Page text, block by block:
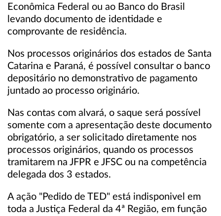
Econômica Federal ou ao Banco do Brasil
levando documento de identidade e
comprovante de residência.
Nos processos originários dos estados de Santa
Catarina e Paraná, é possível consultar o banco
depositário no demonstrativo de pagamento
juntado ao processo originário.
Nas contas com alvará, o saque será possível
somente com a apresentação deste documento
obrigatório, a ser solicitado diretamente nos
processos originários, quando os processos
tramitarem na JFPR e JFSC ou na competência
delegada dos 3 estados.
A ação "Pedido de TED" está indisponivel em
toda a Justiça Federal da 4ª Região, em função